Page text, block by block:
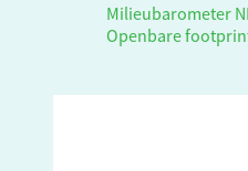
Milieubarometer NL
Openbare